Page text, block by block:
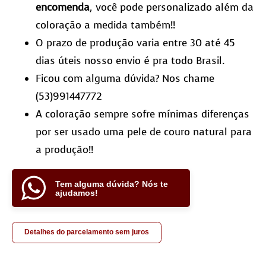
encomenda, você pode personalizado além da
coloração a medida também!!
O prazo de produção varia entre 30 até 45
dias úteis nosso envio é pra todo Brasil.
Ficou com alguma dúvida? Nos chame
(53)991447772
A coloração sempre sofre mínimas diferenças
por ser usado uma pele de couro natural para
a produção!!
Tem alguma dúvida? Nós te
ajudamos!
Detalhes do parcelamento sem juros